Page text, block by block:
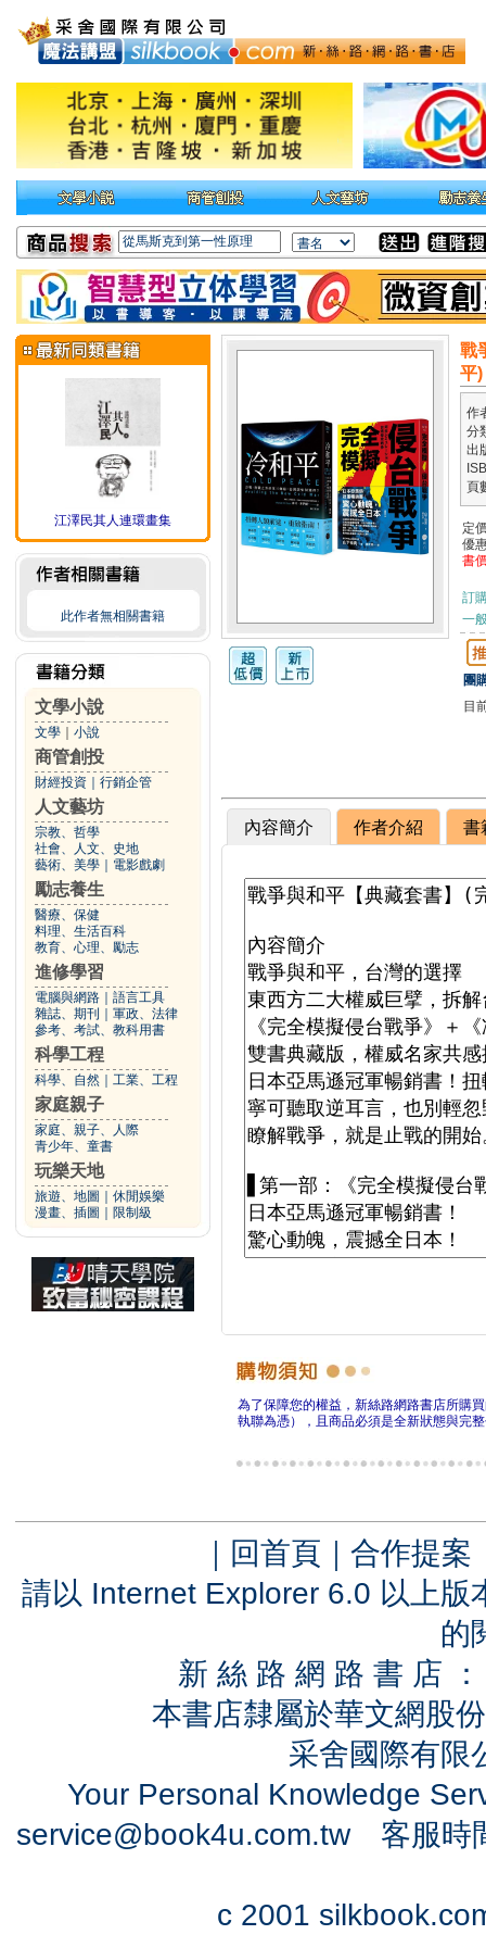
江澤民其人連環畫集
此作者無相關書籍
文學小說
文學 小說
商管創投
財經投資 行銷企管
人文藝坊
宗教、哲學
社會、人文、史地
藝術、美學
電影戲劇
勵志養生
醫療、保健
料理、生活百科
教育、心理、勵志
進修學習
電腦與網路
語言工具
雜誌、期刊
軍政、法律
參考、考試、教科用書
科學工程
科學、自然 工業、工程
家庭親子
家庭、親子、人際
青少年、童書
玩樂天地
旅遊、地圖
休閒娛樂
漫畫、插圖
限制級
戰
平)
作
分
出
頁
定
優
書
訂
一
團
目
內容簡介 作者介紹 書
為了保障您的權益，新絲路網路書店所購
執聯為憑），且商品必須是全新狀態與完
｜ 回首頁 ｜ 合作提案
請以 Internet Explorer 6.0 以上
的
新 絲 路 網 路 書 店
本書店隸屬於華文網股
采舍國際有
Your Personal Knowledge
service@book4u.com.tw客服時
c 2001